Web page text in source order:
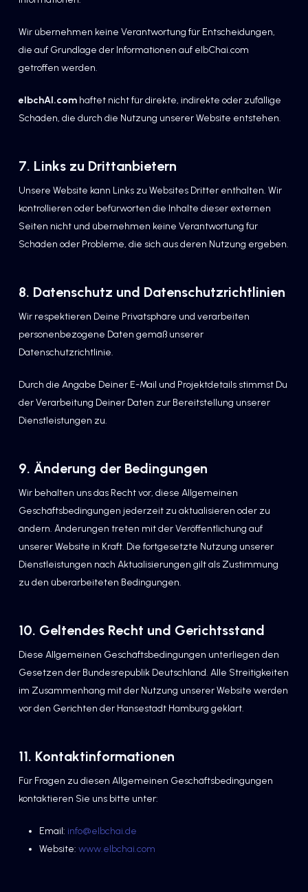
Wir übernehmen keine Verantwortung für Entscheidungen,
die auf Grundlage der Informationen auf elbChai.com
getroffen werden.
elbchAI.comhaftet nicht für direkte, indirekte oder zufällige
Schäden, die durch die Nutzung unserer Website entstehen.
7. Links zu Drittanbietern
Unsere Website kann Links zu Websites Dritter enthalten. Wir
kontrollieren oder befürworten die Inhalte dieser externen
Seiten nicht und übernehmen keine Verantwortung für
Schäden oder Probleme, die sich aus deren Nutzung ergeben.
8. Datenschutz und Datenschutzrichtlinien
Wir respektieren Deine Privatsphäre und verarbeiten
personenbezogene Daten gemäß unserer
Datenschutzrichtlinie.
Durch die Angabe Deiner E-Mail und Projektdetails stimmst Du
der Verarbeitung Deiner Daten zur Bereitstellung unserer
Dienstleistungen zu.
9. Änderung der Bedingungen
Wir behalten uns das Recht vor, diese Allgemeinen
Geschäftsbedingungen jederzeit zu aktualisieren oder zu
ändern. Änderungen treten mit der Veröffentlichung auf
unserer Website in Kraft. Die fortgesetzte Nutzung unserer
Dienstleistungen nach Aktualisierungen gilt als Zustimmung
zu den überarbeiteten Bedingungen.
10. Geltendes Recht und Gerichtsstand
Diese Allgemeinen Geschäftsbedingungen unterliegen den
Gesetzen der Bundesrepublik Deutschland. Alle Streitigkeiten
im Zusammenhang mit der Nutzung unserer Website werden
vor den Gerichten der Hansestadt Hamburg geklärt.
11. Kontaktinformationen
Für Fragen zu diesen Allgemeinen Geschäftsbedingungen
kontaktieren Sie uns bitte unter:
Email: info@elbchai.de
Website: www.elbchai.com